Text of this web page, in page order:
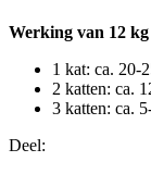
Werking van 12
1 kat: ca. 20-
2 katten: ca.
3 katten: ca.
Deel: